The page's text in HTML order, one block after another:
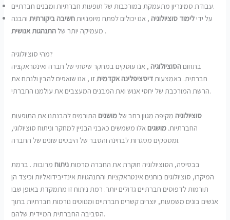
עבודת סמינריון מתעמקת במורכבות של תופעות חברתיות ומבנים חברתיים.
על ידילימוד סוציולוגיה , אנו יכולים לפתח מיומנויות חשיבה ביקורתית והבנה
מעמיקה יותר של התנהגות אנושית .
מהי סוציולוגיה?
בתחום הסוציולוגיה , אנו עוסקים במחקר שיטתי של חברה ואינטראקציה
חברתית. באמצעותדיסציפלינה אקדמיתזו , אנו שואפים להבין ולנתח את
הרשת המורכבת של יחסי אנוש ואת המבנים המעצבים את עולמנו החברתי.
סוציולוגיה מקיפה מגוון רחב של מושגים התורמים להבנתנו את התופעות
החברתיות. מושגים אלו משמשים כאבני הבניין למחקר וניתוח סוציולוגי,
ומספקים מסגרות לבחינה והסבר של היבטים שונים של החברה.
בבסיסה, הסוציולוגיה חוקרת את החברה מרמותניתוחמרובות . ברמת
המיקרו, סוציולוגים בוחנים אינטראקציות והתנהגויות אינדיבידואליות וכיצד הן
תורמות לדפוסים חברתיים גדולים יותר. רמת ניתוח זו מתמקדת באופן שבו
אנשים בונים משמעות, יוצרים קשרים חברתיים ומנווטים נורמות חברתיות בתוך
הסביבה החברתית המיידית שלהם.